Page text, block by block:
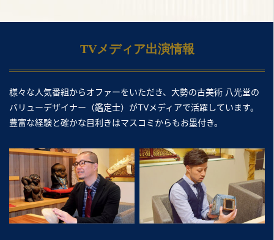
TVメディア出演情報
様々な人気番組からオファーをいただき、大勢の古美術 八光堂の
バリューデザイナー（鑑定士）がTVメディアで活躍しています。
豊富な経験と確かな目利きはマスコミからもお墨付き。